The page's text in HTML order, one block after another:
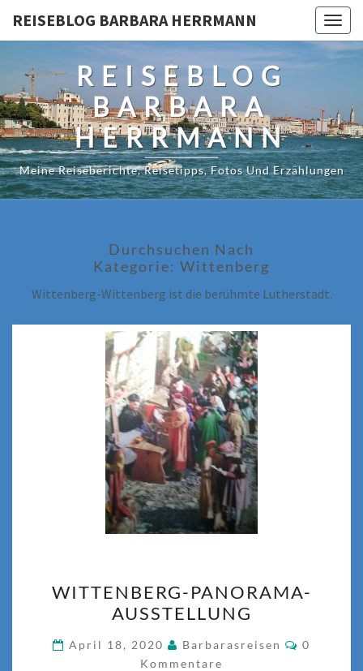
REISEBLOG BARBARA HERRMANN
REISEBLOG
BARBARA
HERRMANN
Meine Reiseberichte, Reisetipps, Fotos Und Erzählungen
Durchsuchen Nach
Kategorie: Wittenberg
Wittenberg-Wittenberg ist die berühmte Lutherstadt.
PANORAMA-
AUSSTELLUNG
WITTENBERG-PANORAMA-
AUSSTELLUNG
April 18, 2020 Barbarasreisen
0
Kommentare